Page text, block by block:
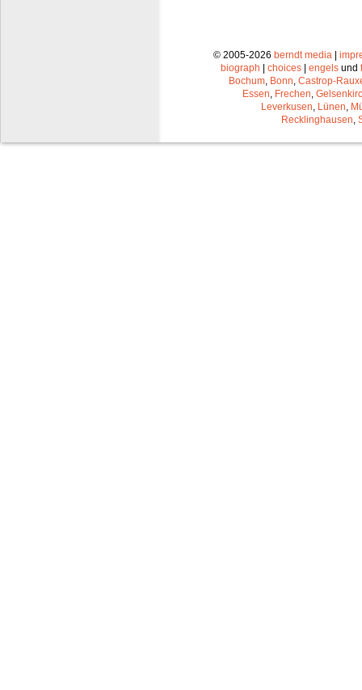
© 2005-2026 berndt media |
biograph | choices | engels und
Bochum Bonn Castrop-
Essen Frechen
Leverkusen Lünen
Recklinghausen